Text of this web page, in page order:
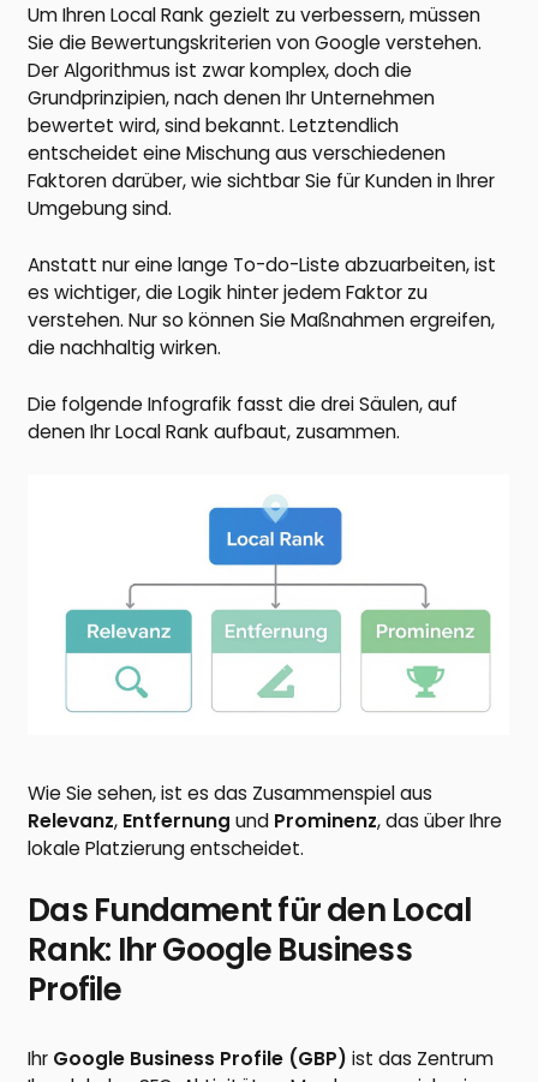
Um Ihren Local Rank gezielt zu verbessern, müssen
Sie die Bewertungskriterien von Google verstehen.
Der Algorithmus ist zwar komplex, doch die
Grundprinzipien, nach denen Ihr Unternehmen
bewertet wird, sind bekannt. Letztendlich
entscheidet eine Mischung aus verschiedenen
Faktoren darüber, wie sichtbar Sie für Kunden in Ihrer
Umgebung sind.
Anstatt nur eine lange To-do-Liste abzuarbeiten, ist
es wichtiger, die Logik hinter jedem Faktor zu
verstehen. Nur so können Sie Maßnahmen ergreifen,
die nachhaltig wirken.
Die folgende Infografik fasst die drei Säulen, auf
denen Ihr Local Rank aufbaut, zusammen.
Wie Sie sehen, ist es das Zusammenspiel aus
Relevanz, Entfernung und Prominenz, das über Ihre
lokale Platzierung entscheidet.
Das Fundament für den Local
Rank: Ihr Google Business
Profile
Ihr Google Business Profile (GBP) ist das Zentrum